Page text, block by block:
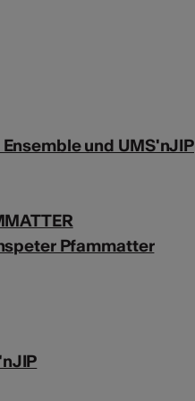
und UMS'nJIP
Pfammatter